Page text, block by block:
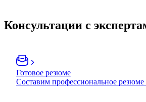
Консультации с
Готовое резюме
Составим профессиональное резюме